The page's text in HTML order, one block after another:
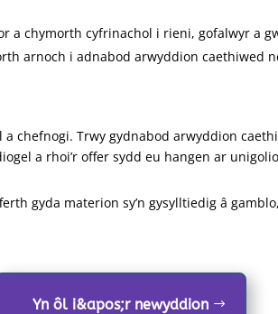
a chymorth cyfrinachol i rieni, gofalwyr a
arnoch i adnabod arwyddion caethiwed
chefnogi. Trwy gydnabod arwyddion
a rhoi’r offer sydd eu hangen ar
gyda materion sy’n gysylltiedig â
Yn ôl i&apos;r newyddion